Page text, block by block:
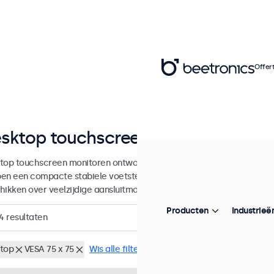
touchscreens van 7 tot 32
touchscreen monitoren ontworpen met een stevige verstelbare
een compacte stabiele voetsteun, geven een haarscherp beeld
over veelzijdige aansluitmogelijkheden.
resultaten
VESA 75 x 75 Wis alle filters
Producten